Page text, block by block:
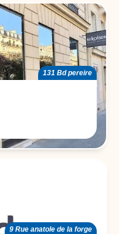
131 Bd pereire
9 Rue anatole de la forge